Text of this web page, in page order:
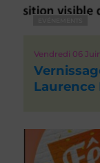
Vendredi 06
Laurence